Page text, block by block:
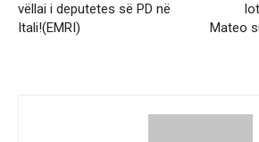
vëllai i deputetes së PD në
Itali!(EMRI)
Mateo